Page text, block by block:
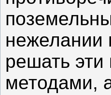
нежелании
решать
методами,